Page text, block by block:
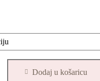
Dodaj u košaricu